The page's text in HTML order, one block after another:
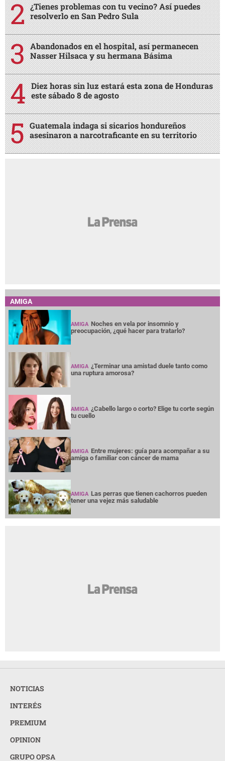
¿Tienes problemas con tu vecino? Así puedes
resolverlo en San Pedro Sula
Abandonados en el hospital, así permanecen
Nasser Hilsaca y su hermana Básima
Diez horas sin luz estará esta zona de Honduras
este sábado 8 de agosto
Guatemala indaga si sicarios hondureños
asesinaron a narcotraficante en su territorio
AMIGA
AMIGA Noches en vela por insomnio y
preocupación, ¿qué hacer para tratarlo?
AMIGA ¿Terminar una amistad duele tanto como
una ruptura amorosa?
AMIGA ¿Cabello largo o corto? Elige tu corte según
tu cuello
AMIGA Entre mujeres: guía para acompañar a su
amiga o familiar con cáncer de mama
AMIGA Las perras que tienen cachorros pueden
tener una vejez más saludable
NOTICIAS
INTERÉS
PREMIUM
OPINION
GRUPO OPSA